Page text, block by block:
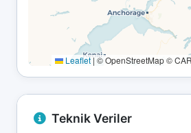
Leaflet | © OpenStreetMap ©
Teknik Veriler